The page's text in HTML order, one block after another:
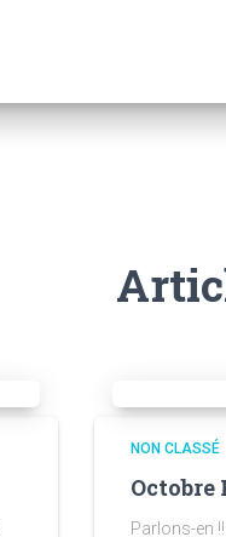
NON CLASSÉ
Octobre
Parlons-en